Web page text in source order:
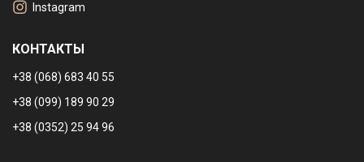
Instagram
КОНТАКТЫ
+38 (068) 683 40 55
+38 (099) 189 90 29
+38 (0352) 25 94 96